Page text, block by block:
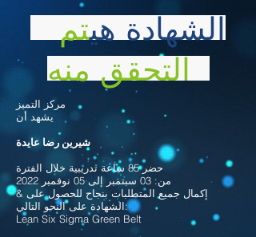
الشهادة هيتم
مركز التميز
يشهد أن
شيرين رضا عايدة
حضر 85 ساعة تدريبية خلال الفترة
من: 03 سبتمبر إلى 05 نوفمبر 2022
& إكمال جميع المتطلبات بنجاح للحصول على
الشهادة على النحو التالي:
Lean Six Sigma Green Belt